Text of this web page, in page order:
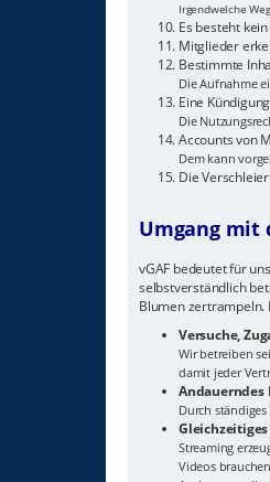
Irgendwelche
Es besteht
Mitglieder
Bestimmte
Die Aufnahme
Eine
Die
Accounts von
Dem kann
Die
Umgang mit
vGAF bedeutet für
selbstverständlich
Blumen zertrampeln.
Versuche,
Wir betreiben
damit jeder
Andauerndes
Durch
Streaming
Videos